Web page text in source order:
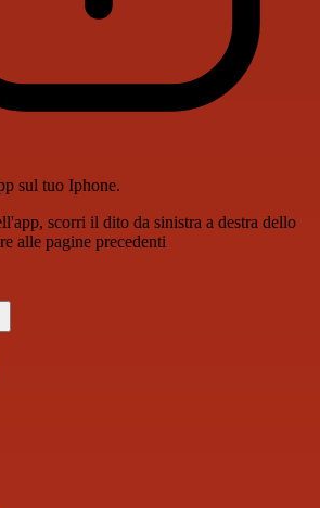
sul tuo Iphone.
scorri il dito da sinistra a destra dello
alle pagine precedenti